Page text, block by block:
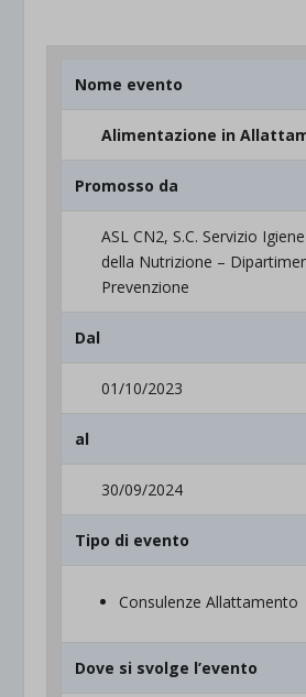
Nome evento
Alimentazione in
Promosso da
ASL CN2, S.C. Servizio
della Nutrizione –
Prevenzione
Dal
01/10/2023
al
30/09/2024
Tipo di evento
Consulenze Allattamento
Dove si svolge l’evento